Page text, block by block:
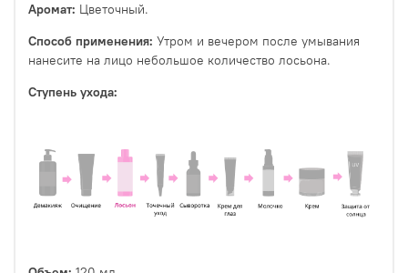
Аромат: Цветочный.
Способ применения: Утром и вечером после умывания
нанесите на лицо небольшое количество лосьона.
Ступень ухода: